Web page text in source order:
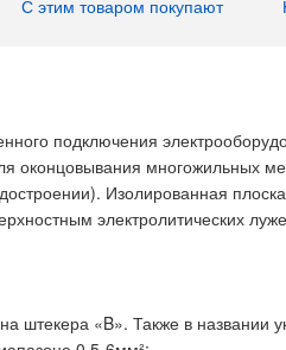
С этим товаром покупают
подключения
оконцовывания многожильных
Изолированная
штекера «B». Также в названии